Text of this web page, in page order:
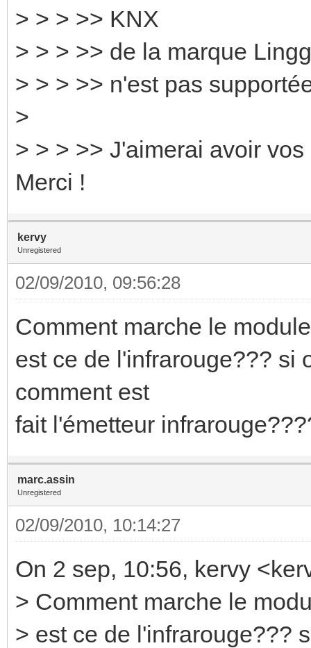
> > > >> KNX
> > > >> de la marque
> > > >> n'est pas
>
> > > >> J'aimerai avoir
Merci !
kervy
Unregistered
02/09/2010, 09:56:28
Comment marche le
est ce de l'infrarouge??? si
comment est
fait l'émetteur
marc.assin
Unregistered
02/09/2010, 10:14:27
On 2 sep, 10:56, kervy
> Comment marche le
> est ce de l'infrarouge???